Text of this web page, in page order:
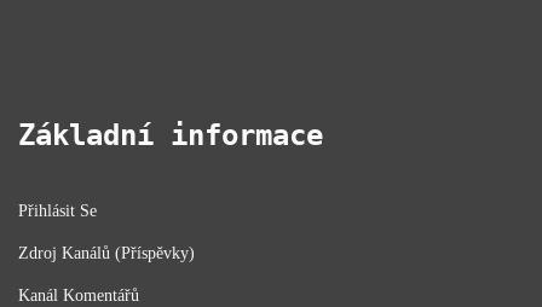
Základní informace
Přihlásit Se
Zdroj Kanálů (příspěvky)
Kanál Komentářů